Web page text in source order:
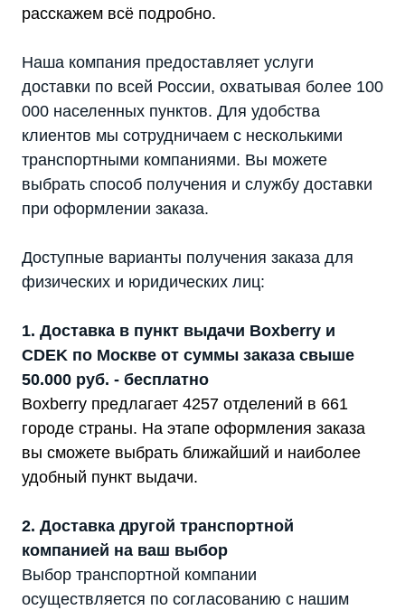
расскажем всё подробно.
Наша компания предоставляет услуги
доставки по всей России, охватывая более 100
000 населенных пунктов. Для удобства
клиентов мы сотрудничаем с несколькими
транспортными компаниями. Вы можете
выбрать способ получения и службу доставки
при оформлении заказа.
Доступные варианты получения заказа для
физических и юридических лиц:
1. Доставка в пункт выдачи Boxberry и
CDEK по Москве от суммы заказа свыше
50.000 руб. - бесплатно
Boxberry предлагает 4257 отделений в 661
городе страны. На этапе оформления заказа
вы сможете выбрать ближайший и наиболее
удобный пункт выдачи.
2. Доставка другой транспортной
компанией на ваш выбор
Выбор транспортной компании
осуществляется по согласованию с нашим